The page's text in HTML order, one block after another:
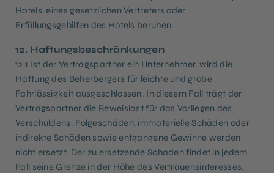
Hotels, eines gesetzlichen Vertreters oder
Erfüllungsgehilfen des Hotels beruhen.
12. Haftungsbeschränkungen
12.1 Ist der Vertragspartner ein Unternehmer, wird die
Haftung des Beherbergers für leichte und grobe
Fahrlässigkeit ausgeschlossen. In diesem Fall trägt der
Vertragspartner die Beweislast für das Vorliegen des
Verschuldens. Folgeschäden, immaterielle Schäden oder
indirekte Schäden sowie entgangene Gewinne werden
nicht ersetzt. Der zu ersetzende Schaden findet in jedem
Fall seine Grenze in der Höhe des Vertrauensinteresses.